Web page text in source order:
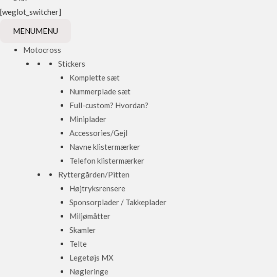
[weglot_switcher]
MENUMENU
Motocross
Stickers
Komplette sæt
Nummerplade sæt
Full-custom? Hvordan?
Miniplader
Accessories/Gejl
Navne klistermærker
Telefon klistermærker
Ryttergården/Pitten
Højtryksrensere
Sponsorplader / Takkeplader
Miljømåtter
Skamler
Telte
Legetøjs MX
Nøgleringe